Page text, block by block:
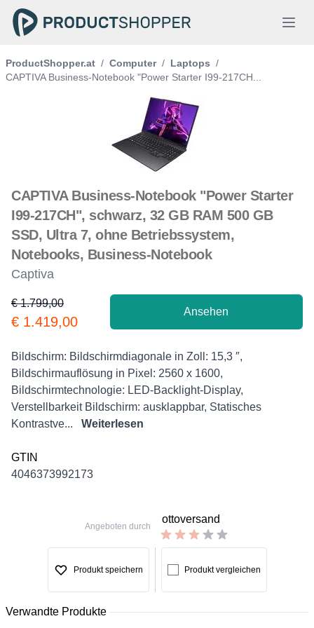
ProductShopper.at / Computer / Laptops /
CAPTIVA Business-Notebook "Power Starter I99-217CH...
CAPTIVA Business-Notebook "Power Starter
I99-217CH", schwarz, 32 GB RAM 500 GB
SSD, Ultra 7, ohne Betriebssystem,
Notebooks, Business-Notebook
Captiva
Product information
€ 1.799,00
€ 1.419,00
Ansehen
Description
Bildschirm: Bildschirmdiagonale in Zoll: 15,3 ″,
Bildschirmauflösung in Pixel: 2560 x 1600,
Bildschirmtechnologie: LED-Backlight-Display,
Verstellbarkeit Bildschirm: ausklappbar, Statisches
Kontrastve...
Weiterlesen
GTIN
4046373992173
Angeboten durch
ottoversand
Produkt speichern Produkt vergleichen
Verwandte Produkte